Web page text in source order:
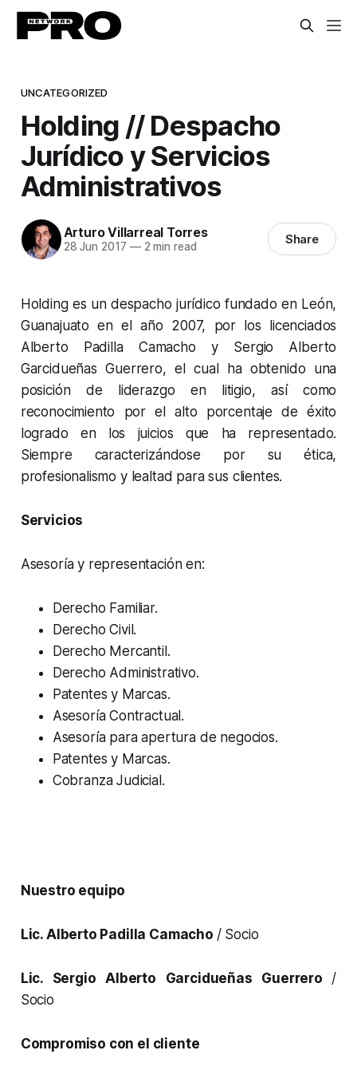
UNCATEGORIZED
Holding // Despacho
Jurídico y Servicios
Administrativos
Arturo Villarreal Torres
28 Jun 2017 —2 min read Share
Holding es un despacho jurídico fundado en León,
Guanajuato en el año 2007, por los licenciados
Alberto Padilla Camacho y Sergio Alberto
Garcidueñas Guerrero, el cual ha obtenido una
posición de liderazgo en litigio, así como
reconocimiento por el alto porcentaje de éxito
logrado en los juicios que ha representado.
Siempre caracterizándose por su ética,
profesionalismo y lealtad para sus clientes.
Servicios
Asesoría y representación en:
Derecho Familiar.
Derecho Civil.
Derecho Mercantil.
Derecho Administrativo.
Patentes y Marcas.
Asesoría Contractual.
Asesoría para apertura de negocios.
Patentes y Marcas.
Cobranza Judicial.
Nuestro equipo
Lic. Alberto Padilla Camacho / Socio
Lic. Sergio Alberto Garcidueñas Guerrero /
Socio
Compromiso con el cliente